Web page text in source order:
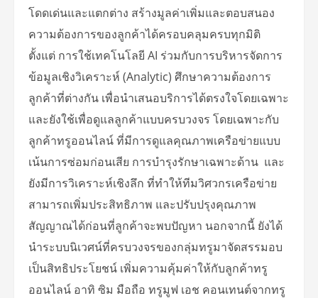
โดดเด่นและแตกต่าง สร้างมูลค่าเพิ่มและตอบสนอง
ความต้องการของลูกค้าได้ครอบคลุมครบทุกมิติ
ตั้งแต่ การใช้เทคโนโลยี AI ร่วมกับการบริหารจัดการ
ข้อมูลเชิงวิเคราะห์ (Analytic) ศึกษาความต้องการ
ลูกค้าที่ต่างกัน เพื่อนำเสนอบริการได้ตรงใจโดยเฉพาะ
และยังใช้เพื่อดูแลลูกค้าแบบครบวงจร โดยเฉพาะกับ
ลูกค้าทรูออนไลน์ ที่มีการดูแลคุณภาพเครือข่ายแบบ
เน้นการซ่อมก่อนเสีย การบำรุงรักษาเฉพาะด้าน และ
ยังมีการวิเคราะห์เชิงลึก ที่ทำให้ทีมวิศวกรเครือข่าย
สามารถเพิ่มประสิทธิภาพ และปรับปรุงคุณภาพ
สัญญาณได้ก่อนที่ลูกค้าจะพบปัญหา นอกจากนี้ ยังได้
นำระบบนิเวศน์ที่ครบวงจรของกลุ่มทรูมาจัดสรรมอบ
เป็นสิทธิประโยชน์ เพิ่มความคุ้มค่าให้กับลูกค้าทรู
ออนไลน์ อาทิ ซิม มือถือ ทรูมูฟ เอช คอนเทนต์จากทรู